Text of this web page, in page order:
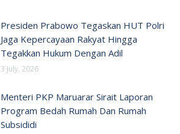
Presiden Prabowo Tegaskan HUT Polri
Jaga Kepercayaan Rakyat Hingga
Tegakkan Hukum Dengan Adil
3 July, 2026
Menteri PKP Maruarar Sirait Laporan
Program Bedah Rumah Dan Rumah
Subsididi